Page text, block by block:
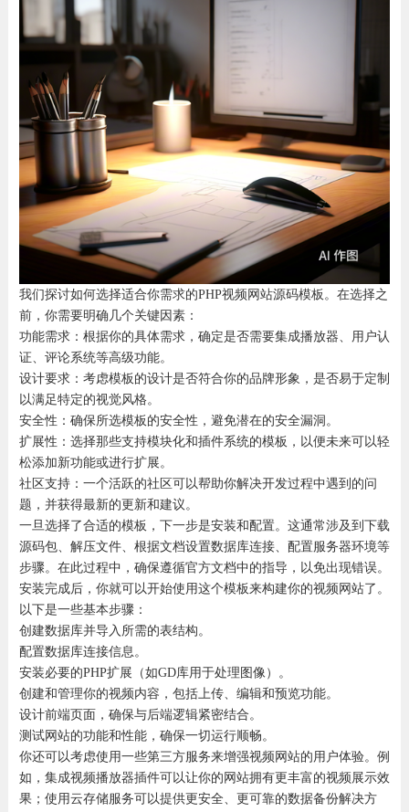
我们探讨如何选择适合你需求的PHP视频网站源码模板。在选择之
前，你需要明确几个关键因素：
功能需求：根据你的具体需求，确定是否需要集成播放器、用户认
证、评论系统等高级功能。
设计要求：考虑模板的设计是否符合你的品牌形象，是否易于定制
以满足特定的视觉风格。
安全性：确保所选模板的安全性，避免潜在的安全漏洞。
扩展性：选择那些支持模块化和插件系统的模板，以便未来可以轻
松添加新功能或进行扩展。
社区支持：一个活跃的社区可以帮助你解决开发过程中遇到的问
题，并获得最新的更新和建议。
一旦选择了合适的模板，下一步是安装和配置。这通常涉及到下载
源码包、解压文件、根据文档设置数据库连接、配置服务器环境等
步骤。在此过程中，确保遵循官方文档中的指导，以免出现错误。
安装完成后，你就可以开始使用这个模板来构建你的视频网站了。
以下是一些基本步骤：
创建数据库并导入所需的表结构。
配置数据库连接信息。
安装必要的PHP扩展（如GD库用于处理图像）。
创建和管理你的视频内容，包括上传、编辑和预览功能。
设计前端页面，确保与后端逻辑紧密结合。
测试网站的功能和性能，确保一切运行顺畅。
你还可以考虑使用一些第三方服务来增强视频网站的用户体验。例
如，集成视频播放器插件可以让你的网站拥有更丰富的视频展示效
果；使用云存储服务可以提供更安全、更可靠的数据备份解决方